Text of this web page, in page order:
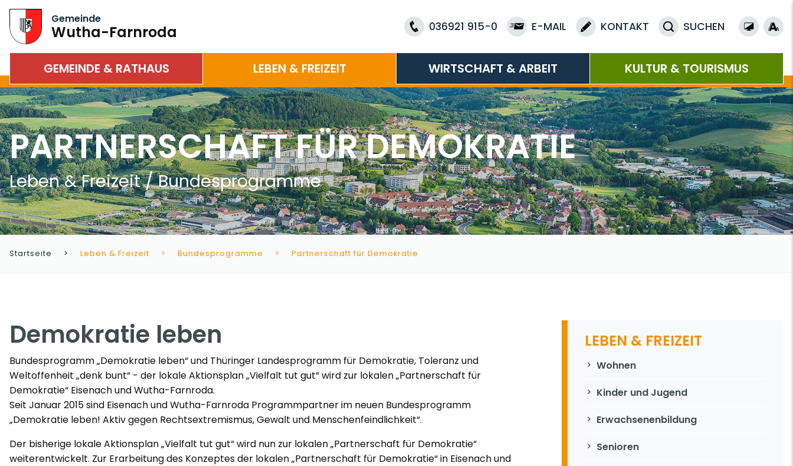
Gemeinde
Wutha-Farnroda 036921 915-0 E-MAIL KONTAKT SUCHEN
GEMEINDE & RATHAUS LEBEN & FREIZEIT WIRTSCHAFT & ARBEIT KULTUR & TOURISMUS
PARTNERSCHAFT FÜR DEMOKRATIE
Leben & Freizeit / Bundesprogramme
Startseite Leben & Freizeit Bundesprogramme Partnerschaft für Demokratie
Demokratie leben
Bundesprogramm „Demokratie leben“ und Thüringer Landesprogramm für Demokratie, Toleranz und
Weltoffenheit „denk bunt“ - der lokale Aktionsplan „Vielfalt tut gut“ wird zur lokalen „Partnerschaft für
Demokratie“ Eisenach und Wutha-Farnroda.
Seit Januar 2015 sind Eisenach und Wutha-Farnroda Programmpartner im neuen Bundesprogramm
„Demokratie leben! Aktiv gegen Rechtsextremismus, Gewalt und Menschenfeindlichkeit“.
Der bisherige lokale Aktionsplan „Vielfalt tut gut“ wird nun zur lokalen „Partnerschaft für Demokratie“
weiterentwickelt. Zur Erarbeitung des Konzeptes der lokalen „Partnerschaft für Demokratie“ in Eisenach und
LEBEN & FREIZEIT
Navigation überspringen
Wohnen
Kinder und Jugend
Erwachsenenbildung
Senioren